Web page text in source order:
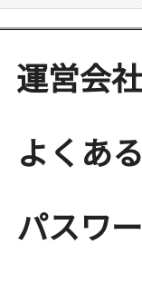
運営会社
よくあ
パスワ